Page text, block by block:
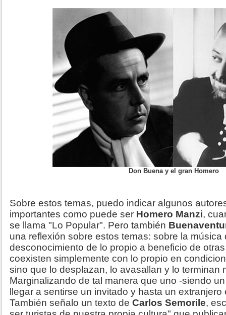
Don Buena y el gran Homero
Sobre estos temas, puedo indicar algunos
importantes como puede ser Homero Manzi,
se llama "Lo Popular". Pero también
una reflexión sobre estos temas: sobre la
desconocimiento de lo propio a beneficio de
coexisten simplemente con lo propio en
sino que lo desplazan, lo avasallan y lo terminan
Marginalizando de tal manera que uno -siendo
llegar a sentirse un invitado y hasta un
También señalo un texto de Carlos Semorile,